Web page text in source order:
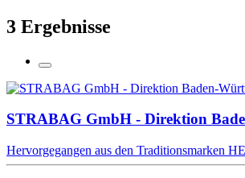
3 Ergebnisse
STRABAG GmbH - Direktion
Hervorgegangen aus den Traditionsmarken